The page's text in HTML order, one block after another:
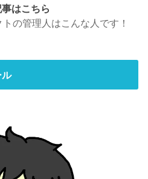
はこちら
の管理人はこんな人です！